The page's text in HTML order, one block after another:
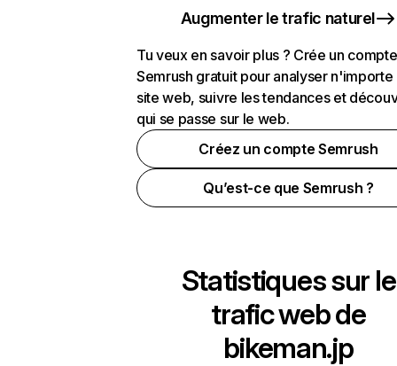
Augmenter le trafic naturel
Tu veux en savoir plus ? Crée un compte
Semrush gratuit pour analyser n'importe
site web, suivre les tendances et
qui se passe sur le web.
Créez un compte Semrush
Qu’est-ce que Semrush ?
Statistiques sur le
trafic web de
bikeman.jp